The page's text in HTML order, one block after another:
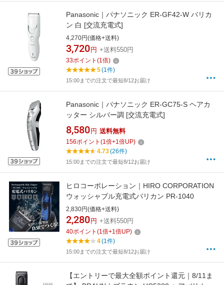
Panasonic｜パナソニック ER-GF42-W バリカ
ン 白 [交流充電式]
4,270円(価格+送料)
3,720 円 +送料550円
33ポイント (1倍)
5(1件)
15:00までの注文で最短8/12お届け
Panasonic｜パナソニック ER-GC75-S ヘアカ
ッター シルバー調 [交流充電式]
8,580 円 送料無料
156ポイント (1倍+1倍UP)
4.73(26件)
15:00までの注文で最短8/12お届け
ヒロコーポレーション｜HIRO CORPORATION
ウォッシャブル充電式バリカン PR-1040
2,830円(価格+送料)
2,280 円 +送料550円
40ポイント (1倍+1倍UP)
4(1件)
15:00までの注文で最短8/12お届け
【エントリーで最大全額ポイント還元｜8/11ま